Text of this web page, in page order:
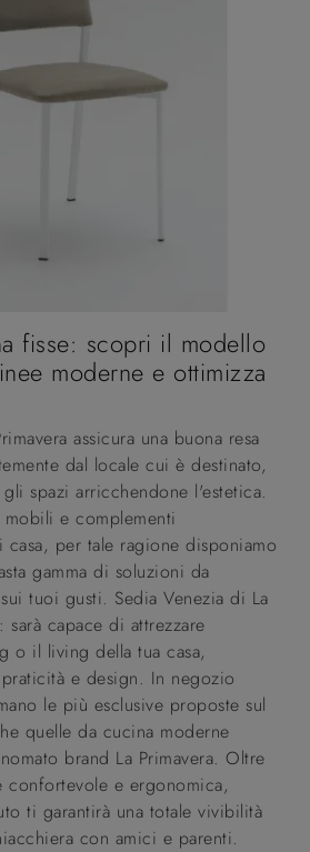
fisse: scopri il modello
moderne e ottimizza
assicura una buona resa
dal locale cui è destinato,
spazi arricchendone l'estetica.
e complementi
per tale ragione disponiamo
gamma di soluzioni da
tuoi gusti. Sedia Venezia di La
sarà capace di attrezzare
o il living della tua casa,
e design. In negozio
le più esclusive proposte sul
quelle da cucina moderne
brand La Primavera. Oltre
confortevole e ergonomica,
ti garantirà una totale vivibilità
con amici e parenti.